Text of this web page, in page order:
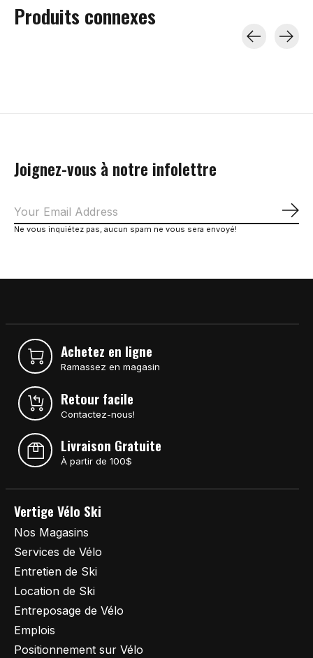
Produits connexes
Joignez-vous à notre infolettre
Ne vous inquiétez pas, aucun spam ne vous sera envoyé!
Achetez en ligne
Ramassez en magasin
Retour facile
Contactez-nous!
Livraison Gratuite
À partir de 100$
Vertige Vélo Ski
Nos Magasins
Services de Vélo
Entretien de Ski
Location de Ski
Entreposage de Vélo
Emplois
Positionnement sur Vélo